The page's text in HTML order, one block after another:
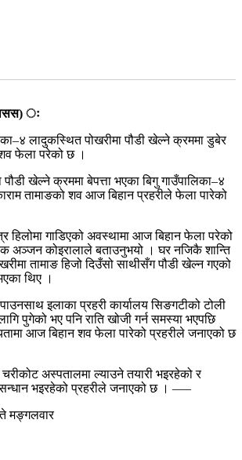
ः
लादुकस्थित पोखरीमा पौडी खेल्ने क्रममा डुबेर
शव फेला परेको छ ।
पौडी खेल्ने क्रममा बेपत्ता भएका बिगु गाउँपालिका–४
तामाङको शव आज बिहान प्रहरीले फेला पारेको
हिलोमा गाडिएको अवस्थामा आज बिहान फेला परेको
अञ्जन कोइरालाले बताउनुभयो । घर नजिकै शान्ति
तामाङ हिजो दिउँसो साथीसँग पौडी खेल्न गएको
थिए ।
इलाका प्रहरी कार्यालय सिङगटीको टोली
पुगेको भए पनि राति खोजी गर्न समस्या भएपछि
आज बिहान शव फेला पारेको प्रहरीले जनाएको छ
चरीकोट अस्पतालमा ल्याउने तयारी भइरहेको र
भइरहेको प्रहरीले जनाएको छ । –––
मङ्गलवार